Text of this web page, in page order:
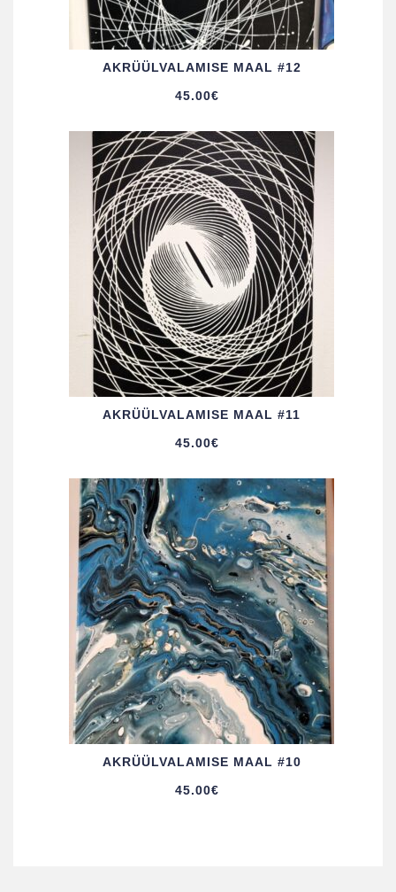
AKRÜÜL­VALAMISE MAAL #12
45.00€
AKRÜÜL­VALAMISE MAAL #11
45.00€
AKRÜÜL­VALAMISE MAAL #10
45.00€